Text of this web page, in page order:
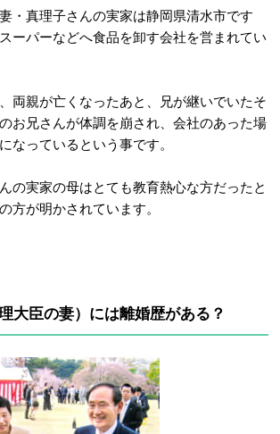
・真理子さんの実家は静岡県清水市です
ーパーなどへ食品を卸す会社を営まれてい
両親が亡くなったあと、兄が継いでいたそ
お兄さんが体調を崩され、会社のあった場
なっているという事です。
の実家の母はとても教育熱心な方だったと
方が明かされています。
大臣の妻）には離婚歴がある？